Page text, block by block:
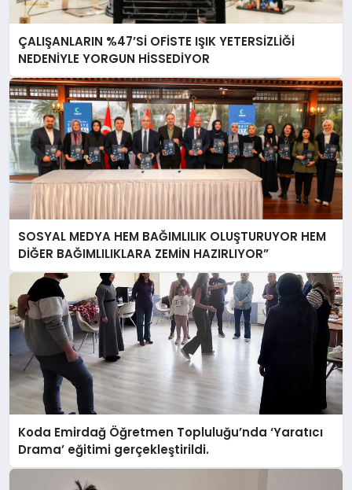
ÇALIŞANLARIN %47’Sİ OFİSTE IŞIK YETERSİZLİĞİ
NEDENİYLE YORGUN HİSSEDİYOR
SOSYAL MEDYA HEM BAĞIMLILIK OLUŞTURUYOR HEM
DİĞER BAĞIMLILIKLARA ZEMİN HAZIRLIYOR”
Koda Emirdağ Öğretmen Topluluğu’nda ‘Yaratıcı
Drama’ eğitimi gerçekleştirildi.